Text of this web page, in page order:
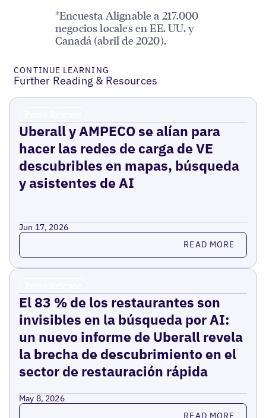
*Encuesta Alignable a 217.000
negocios locales en EE. UU. y
Canadá (abril de 2020).
CONTINUE LEARNING
Further Reading & Resources
Uberall y AMPECO se alían para
hacer las redes de carga de VE
descubribles en mapas, búsqueda
y asistentes de AI
Jun 17, 2026
Read more READ MORE
El 83 % de los restaurantes son
invisibles en la búsqueda por AI:
un nuevo informe de Uberall revela
la brecha de descubrimiento en el
sector de restauración rápida
May 8, 2026
Read more READ MORE